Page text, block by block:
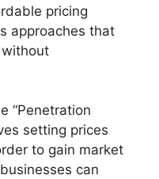
pricing
approaches that
“Penetration
setting prices
to gain market
can